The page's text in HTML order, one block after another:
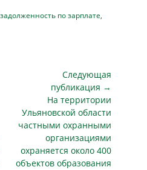
«Ирбис» уже второй
рублей мне
зарплату урезали.
Она и так
невысокая, а тут
совсем крошечная.
задолженность по зарплате,
Следующая
публикация →
Следующая
публикация
На территории
Ульяновской области
частными охранными
организациями
охраняется около 400
объектов образования